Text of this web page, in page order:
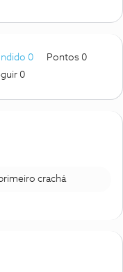
0
Pontos 0
0
crachá